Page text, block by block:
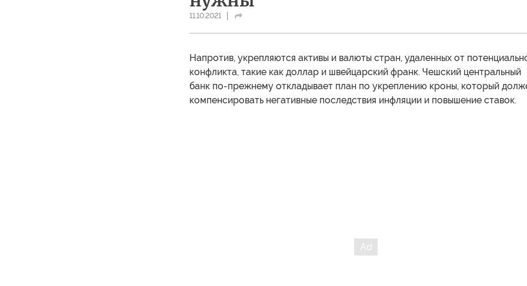
11.10.2021
Напротив, укрепляются активы и валюты стран, удаленных от
конфликта, такие как доллар и швейцарский франк. Чешский центральный
банк по-прежнему откладывает план по укреплению кроны, который
компенсировать негативные последствия инфляции и повышение ставок.